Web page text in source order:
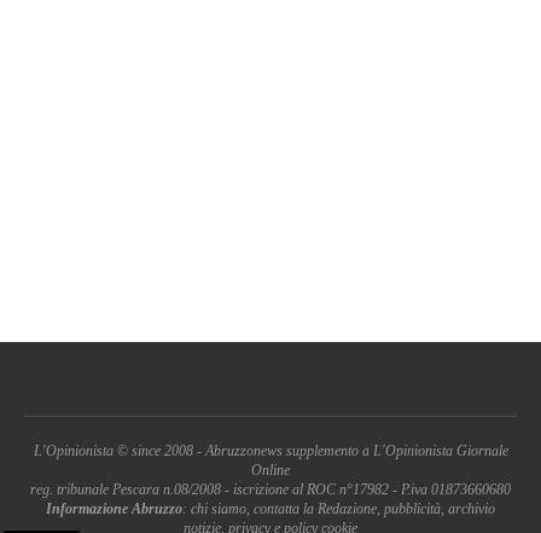
L'Opinionista © since 2008 - Abruzzonews supplemento a L'Opinionista Giornale
Online
reg. tribunale Pescara n.08/2008 - iscrizione al ROC n°17982 - P.iva 01873660680
Informazione Abruzzo: chi siamo, contatta la Redazione, pubblicità, archivio
notizie, privacy e policy cookie